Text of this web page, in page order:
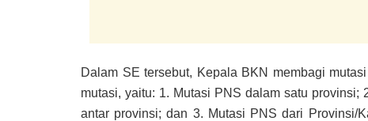
Dalam SE tersebut, Kepala BKN membagi
mutasi, yaitu: 1. Mutasi PNS dalam satu
antar provinsi; dan 3. Mutasi PNS dari Provinsi/